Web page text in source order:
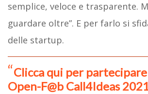
semplice, veloce e trasparente.
guardare oltre”. E per farlo si
delle startup.
Clicca qui per
Open-F@b Call4Ideas